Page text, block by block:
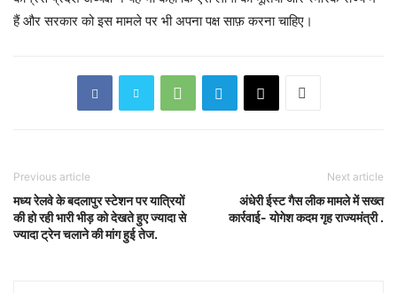
हैं और सरकार को इस मामले पर भी अपना पक्ष साफ़ करना चाहिए।
Previous article
मध्य रेलवे के बदलापुर स्टेशन पर यात्रियों
की हो रही भारी भीड़ को देखते हुए ज्यादा से
ज्यादा ट्रेन चलाने की मांग हुई तेज.
Next article
अंधेरी ईस्ट गैस लीक मामले में सख्त
कार्रवाई- योगेश कदम गृह राज्यमंत्री .